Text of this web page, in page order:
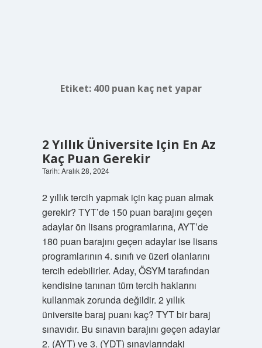
Etiket: 400 puan kaç net yapar
2 Yıllık Üniversite Için En Az
Kaç Puan Gerekir
Tarih: Aralık 28, 2024
2 yıllık tercih yapmak için kaç puan almak
gerekir? TYT’de 150 puan barajını geçen
adaylar ön lisans programlarına, AYT’de
180 puan barajını geçen adaylar ise lisans
programlarının 4. sınıfı ve üzeri olanlarını
tercih edebilirler. Aday, ÖSYM tarafından
kendisine tanınan tüm tercih haklarını
kullanmak zorunda değildir. 2 yıllık
üniversite baraj puanı kaç? TYT bir baraj
sınavıdır. Bu sınavın barajını geçen adaylar
2. (AYT) ve 3. (YDT) sınavlarındaki